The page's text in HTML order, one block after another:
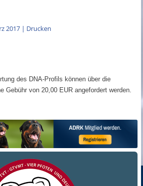
2017 | Drucken
des DNA-Profils können über die
Gebühr von 20,00 EUR angefordert werden.